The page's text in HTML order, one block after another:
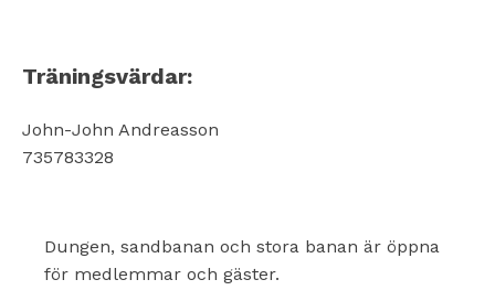
Träningsvärdar:
John-John Andreasson
735783328
Dungen, sandbanan och stora banan är öppna
för medlemmar och gäster.